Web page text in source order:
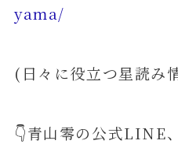
yama/
(日々に役立つ星読み
👇青山零の公式LINE